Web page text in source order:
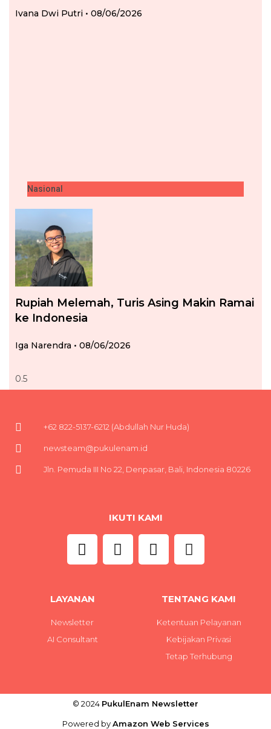
Ivana Dwi Putri 08/06/2026
Nasional
Rupiah Melemah, Turis Asing Makin Ramai
ke Indonesia
Iga Narendra 08/06/2026
+62 822-5137-6212 (Abdullah Nur Huda)
newsteam@pukulenam.id
Jln. Pemuda III No 22, Denpasar, Bali, Indonesia 80226
IKUTI KAMI
LAYANAN
Newsletter
AI Consultant
TENTANG KAMI
Ketentuan Pelayanan
Kebijakan Privasi
Tetap Terhubung
© 2024 PukulEnam Newsletter
Powered byAmazon Web Services